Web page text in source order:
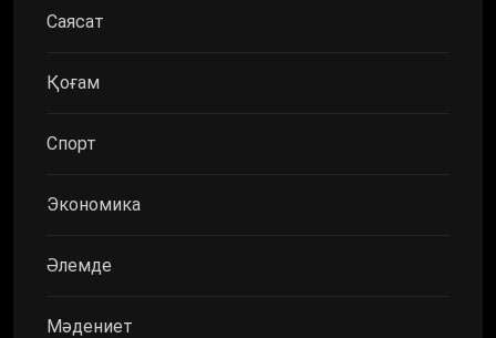
Саясат
Қоғам
Спорт
Экономика
Әлемде
Мәдениет